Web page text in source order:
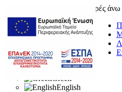
Δωρεάν μεταφορικά για αγορές
Greek
English